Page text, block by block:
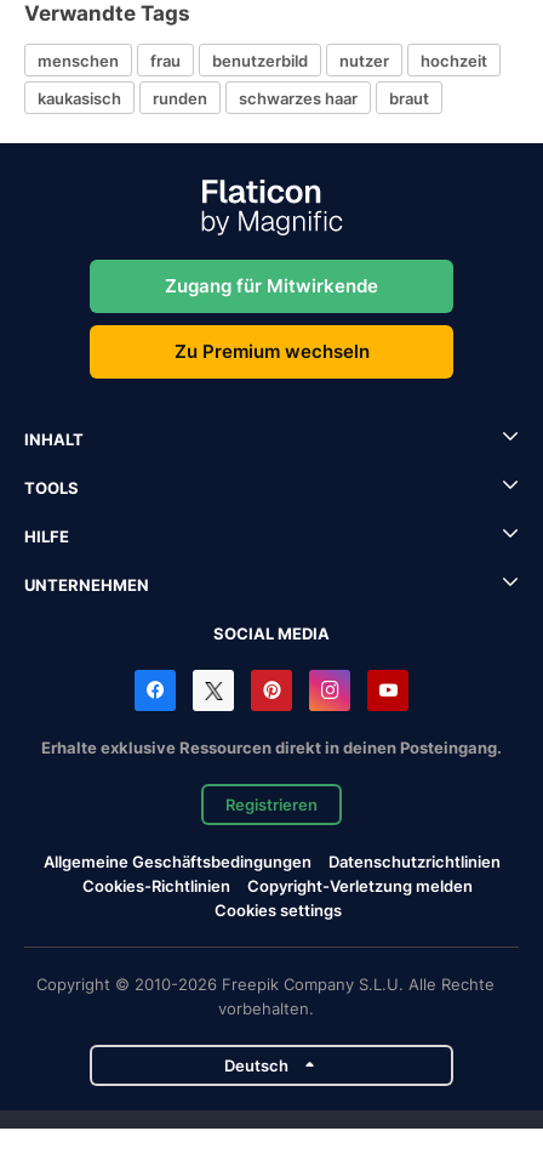
Verwandte Tags
menschen frau benutzerbild nutzer
hochzeit
kaukasisch
runden schwarzes haar braut
Zugang für Mitwirkende
Zu Premium wechseln
INHALT
TOOLS
HILFE
UNTERNEHMEN
SOCIAL MEDIA
Erhalte exklusive Ressourcen direkt in deinen Posteingang.
Registrieren
Allgemeine Geschäftsbedingungen
Datenschutzrichtlinien
Cookies-Richtlinien
Copyright-Verletzung melden
Cookies settings
Copyright © 2010-2026 Freepik Company S.L.U. Alle Rechte
vorbehalten.
Deutsch